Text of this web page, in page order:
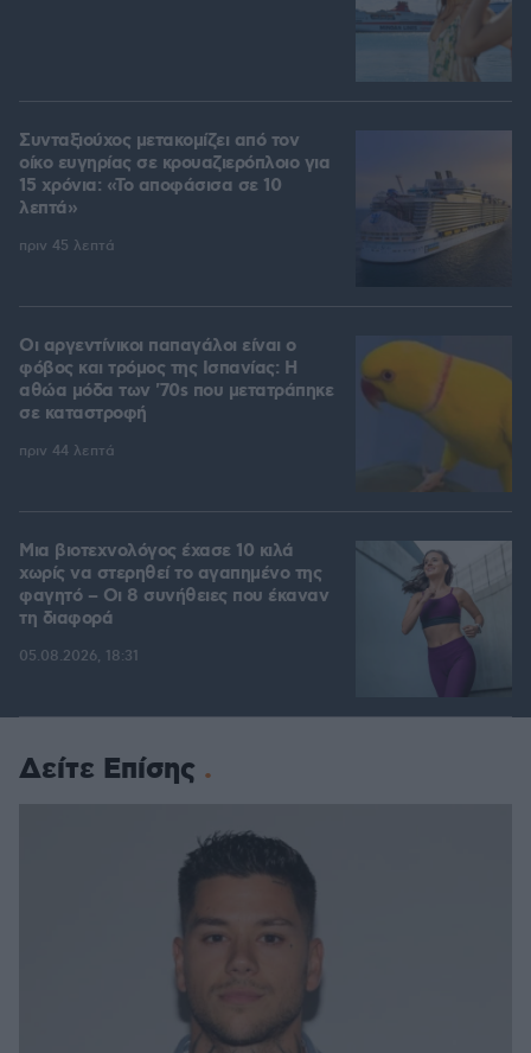
Συνταξιούχος μετακομίζει από τον
οίκο ευγηρίας σε κρουαζιερόπλοιο για
15 χρόνια: «Το αποφάσισα σε 10
λεπτά»
πριν 45 λεπτά
Οι αργεντίνικοι παπαγάλοι είναι ο
φόβος και τρόμος της Ισπανίας: Η
αθώα μόδα των '70s που μετατράπηκε
σε καταστροφή
πριν 44 λεπτά
Μια βιοτεχνολόγος έχασε 10 κιλά
χωρίς να στερηθεί το αγαπημένο της
φαγητό – Οι 8 συνήθειες που έκαναν
τη διαφορά
05.08.2026, 18:31
Δείτε Επίσης